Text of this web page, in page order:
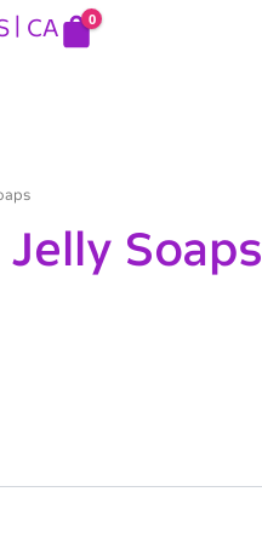
CA 0
Jelly Soaps